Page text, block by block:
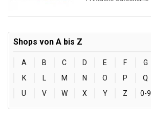
Shops von A bis Z
A B C D E F G
K
L M N O P Q
U
V W X Y Z 0-9